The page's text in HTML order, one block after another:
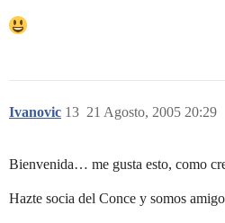
Ivanovic 21 Agosto, 2005 20:29
13
Bienvenida… me gusta esto, como
Hazte socia del Conce y somos